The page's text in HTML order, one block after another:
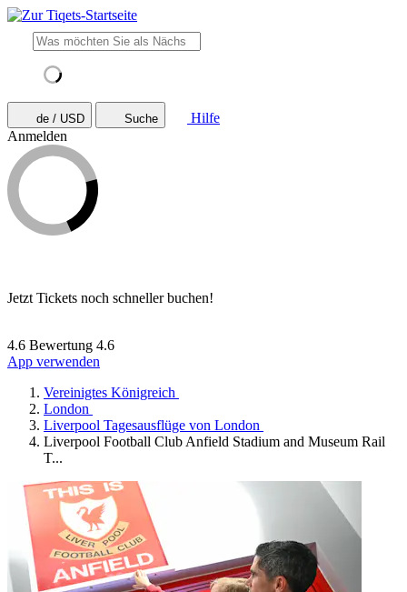
de / USD Suche
Hilfe
Anmelden
Jetzt Tickets noch schneller buchen!
4.6 Bewertung 4.6
App verwenden
Vereinigtes Königreich
London
Liverpool Tagesausflüge von London
Liverpool Football Club Anfield Stadium and Museum Rail
T...